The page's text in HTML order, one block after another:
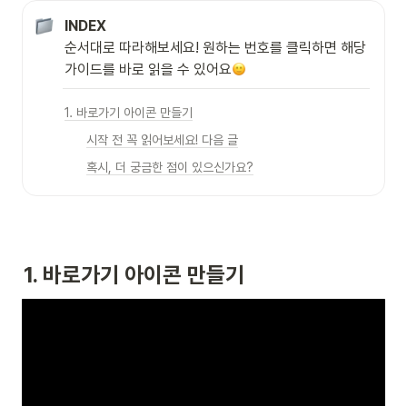
INDEX
순서대로 따라해보세요! 원하는 번호를 클릭하면 해당
가이드를 바로 읽을 수 있어요
1. 바로가기 아이콘 만들기
시작 전 꼭 읽어보세요! 다음 글
혹시, 더 궁금한 점이 있으신가요?
1. 바로가기 아이콘 만들기